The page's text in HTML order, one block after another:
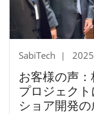
SabiTech
お客様の声
プロジェク
ショア開発